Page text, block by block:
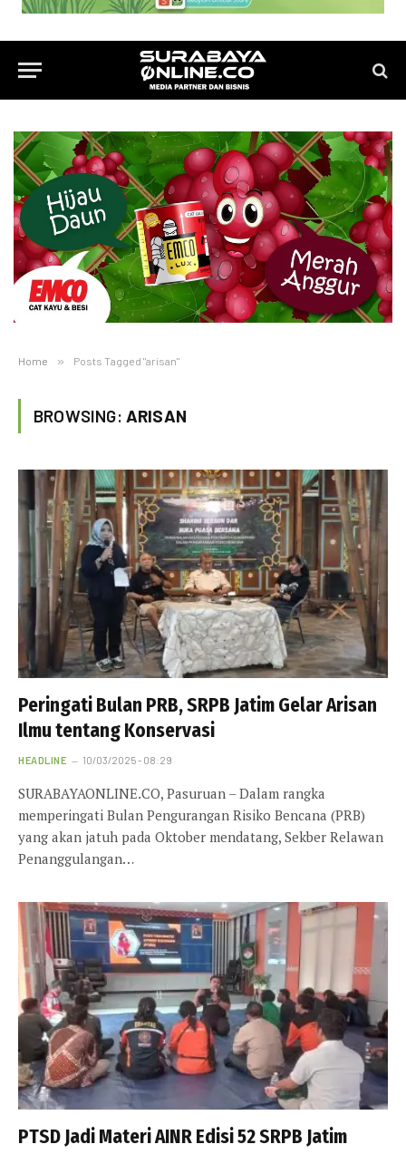
Home » Posts Tagged "arisan"
BROWSING: ARISAN
Peringati Bulan PRB, SRPB Jatim Gelar Arisan
Ilmu tentang Konservasi
HEADLINE 10/03/2025 - 08:29
SURABAYAONLINE.CO, Pasuruan – Dalam rangka
memperingati Bulan Pengurangan Risiko Bencana (PRB)
yang akan jatuh pada Oktober mendatang, Sekber Relawan
Penanggulangan…
PTSD Jadi Materi AINR Edisi 52 SRPB Jatim